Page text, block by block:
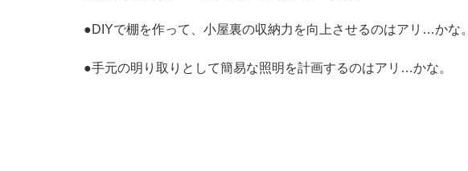
●DIYで棚を作って、小屋裏の収納力を向上させるのはアリ…かな。
●手元の明り取りとして簡易な照明を計画するのはアリ…かな。